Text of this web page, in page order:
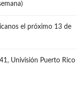
el próximo 13 de
Univisión Puerto Rico